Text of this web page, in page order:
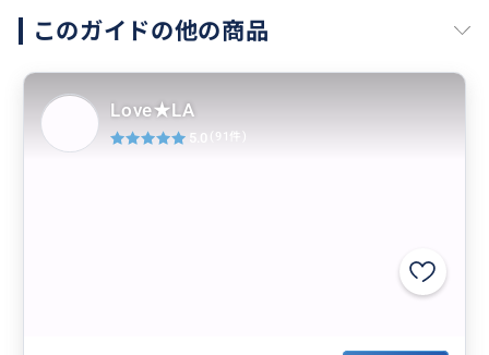
このガイドの他の商品
Love★LA
5.0 (91件)